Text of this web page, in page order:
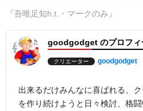
『吾唯足知h.t.・マークのみ』
goodgodget のプロフィ
クリエーター goodgodget
出来るだけみんなに喜ばれる、
を作り続けようと日々検討、格闘